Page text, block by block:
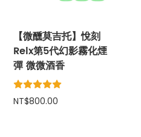
【微醺莫吉托】悅刻
Relx第5代幻影霧化煙
彈 微微酒香
NT$800.00